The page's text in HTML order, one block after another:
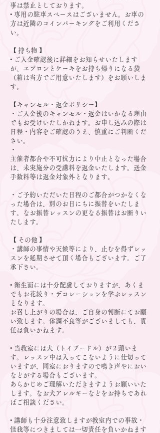
事は禁止としております。
• 専用の駐車スペースはございません。お車の
方は近隣のコインパーキングをご利用くださ
い。
【 持ち物 】
• ご入金確認後に詳細をお知らせいたします
が、エプロンとケーキをお持ち帰りになる袋
（箱は当方でご用意いたします）をお願いしま
す。
【キャンセル・返金ポリシー】
・ご入金後のキャンセル・返金はいかなる理由
でもお受けいたしかねます。お申し込みの際は
日程・内容をご確認のうえ、慎重にご判断くだ
さい。
・
主催者都合や不可抗力により中止となった場合
は、未実施分の受講料を返金いたします。送金
手数料等は返金対象外となります。
・ご予約いただいた日程のご都合がつかなくな
った場合は、別のお日にちに振替をいたしま
す。なお振替レッスンの更なる振替はお断りい
たします。
【 その他 】
・講師の事情や天候等により、止むを得ずレッ
スンを延期させて頂く場合もございます。ご了
承下さい。
• 衛生面には十分配慮しておりますが、あくま
でもお花絞り・デコレーションを学ぶレッスン
となります。
お召し上がりの場合は、ご自身の判断にてお願
い致します。体調不良等がございましても、責
任は負いかねます。
• 当教室には犬（トイプードル）が 2 頭いま
す。レッスン中は入ってこないように仕切って
いますが、同室におりますので鳴き声やにおい
などがする場合もございます。
あらかじめご理解いただきますようお願いいた
します。なお犬アレルギーなどをお持ちであれ
ばご相談ください。
• 講師も十分注意致しますが教室内での事故・
怪我等につきましては一切責任を負いかねます